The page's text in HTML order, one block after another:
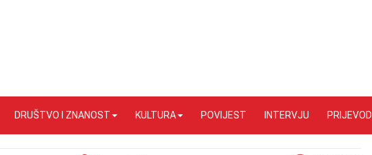
DRUŠTVO I ZNANOST KULTURA POVIJEST INTERVJU PRIJEVODI